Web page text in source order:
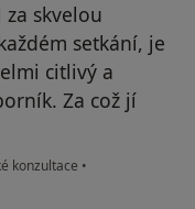
skvelou
setkání, je
citlivý a
Za což jí
konzultace •